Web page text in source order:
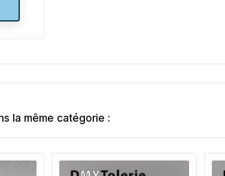
la même catégorie :